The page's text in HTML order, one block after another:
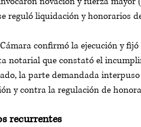
reguló liquidación y honorarios
confirmó la ejecución y fijó
notarial que constató el
la parte demandada
y contra la regulación de
recurrentes